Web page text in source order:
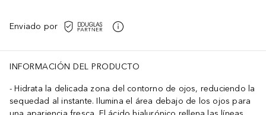
Enviado por
INFORMACIÓN DEL PRODUCTO
Hidrata la delicada zona del contorno de ojos, reduciendo la
sequedad al instante. Ilumina el área debajo de los ojos para